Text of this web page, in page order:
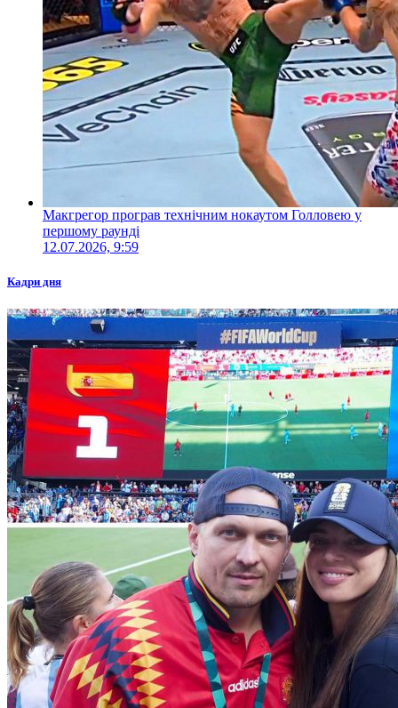
Макгрегор програв технічним нокаутом Голловею у
першому раунді
12.07.2026, 9:59
Кадри дня